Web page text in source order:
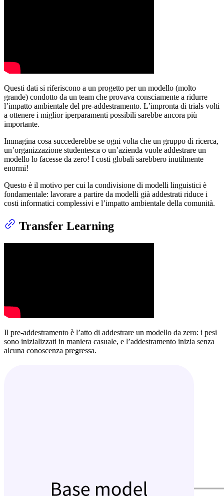
Questi dati si riferiscono a un progetto per un modello (molto
grande) condotto da un team che provava consciamente a ridurre
l’impatto ambientale del pre-addestramento. L’impronta di trials volti
a ottenere i miglior iperparamenti possibili sarebbe ancora più
importante.
Immagina cosa succederebbe se ogni volta che un gruppo di ricerca,
un’organizzazione studentesca o un’azienda vuole addestrare un
modello lo facesse da zero! I costi globali sarebbero inutilmente
enormi!
Questo è il motivo per cui la condivisione di modelli linguistici è
fondamentale: lavorare a partire da modelli già addestrati riduce i
costi informatici complessivi e l’impatto ambientale della comunità.
Transfer Learning
Il pre-addestramento è l’atto di addestrare un modello da zero: i pesi
sono inizializzati in maniera casuale, e l’addestramento inizia senza
alcuna conoscenza pregressa.